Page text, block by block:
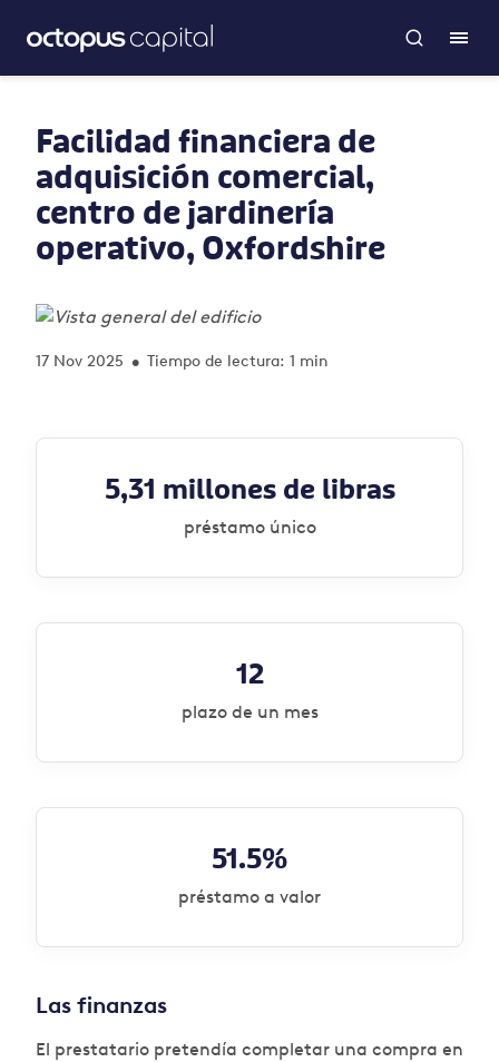
Facilidad financiera de
adquisición comercial,
centro de jardinería
operativo, Oxfordshire
17 Nov 2025 • Tiempo de lectura: 1 min
5,31 millones de libras
préstamo único
12
plazo de un mes
51.5%
préstamo a valor
Las finanzas
El prestatario pretendía completar una compra en